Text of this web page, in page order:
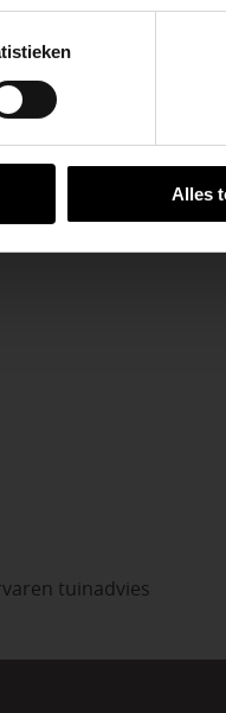
Alles
tuinadvies
bij iedere stap